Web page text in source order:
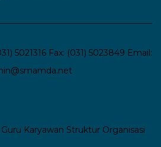
5021316 Fax: (031) 5023849 Email:
Guru Karyawan Struktur Organisasi